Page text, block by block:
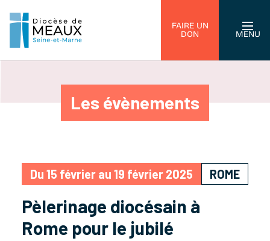
FAIRE UN
DON
MENU
Les évènements
Du 15 février au 19 février 2025 ROME
Pèlerinage diocésain à
Rome pour le jubilé